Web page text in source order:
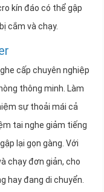
kín đáo có thể gập
cắm và chạy.
cấp chuyên nghiệp
thông minh. Làm
sự thoải mái cả
tai nghe giảm tiếng
lại gọn gàng. Với
chạy đơn giản, cho
hay đang di chuyển.